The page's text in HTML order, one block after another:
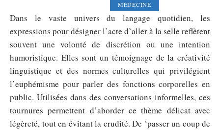
MÉDECINE
Dans le vaste univers du langage quotidien, les
expressions pour désigner l’acte d’aller à la selle reflètent
souvent une volonté de discrétion ou une intention
humoristique. Elles sont un témoignage de la créativité
linguistique et des normes culturelles qui privilégient
l’euphémisme pour parler des fonctions corporelles en
public. Utilisées dans des conversations informelles, ces
tournures permettent d’aborder ce thème délicat avec
légèreté, tout en évitant la crudité. De ‘passer un coup de